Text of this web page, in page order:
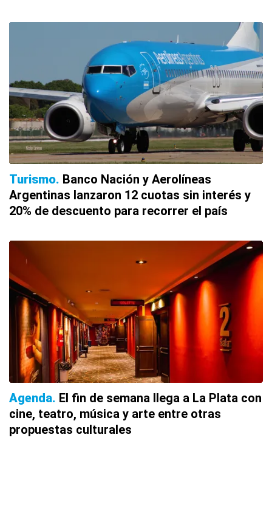
Turismo Banco Nación y Aerolíneas
Argentinas lanzaron 12 cuotas sin interés y
20% de descuento para recorrer el país
Agenda El fin de semana llega a La Plata con
cine, teatro, música y arte entre otras
propuestas culturales